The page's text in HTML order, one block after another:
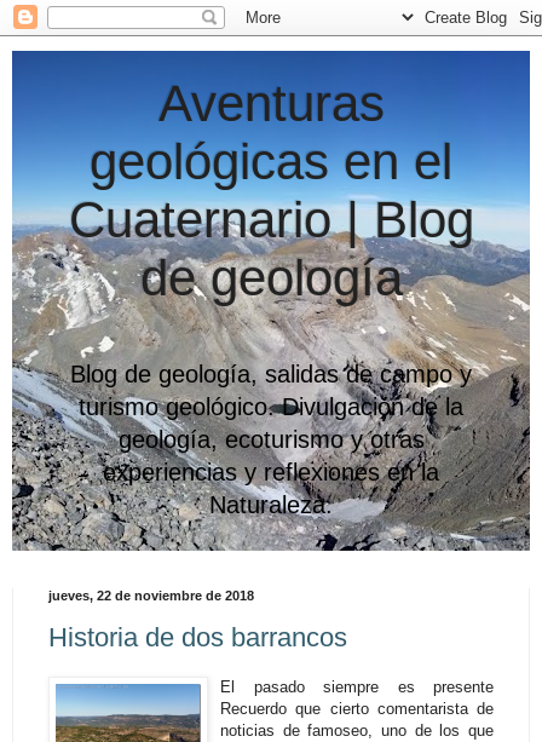
Aventuras
geológicas en el
Cuaternario | Blog
de geología
Blog de geología, salidas de campo y
turismo geológico. Divulgación de la
geología, ecoturismo y otras
experiencias y reflexiones en la
Naturaleza.
jueves, 22 de noviembre de 2018
Historia de dos barrancos
El pasado siempre es presente
Recuerdo que cierto comentarista de
noticias de famoseo, uno de los que